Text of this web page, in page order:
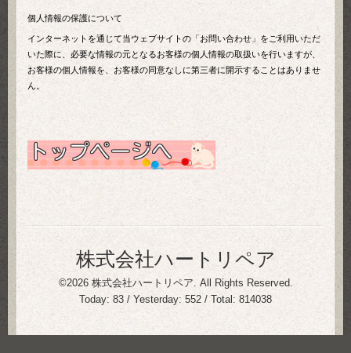
個人情報の保護について
インターネットを通じて当ウェブサイトの「お問い合わせ」をご利用いただ
いた際に、必要な情報の元となるお客様の個人情報の取扱いを行いますが、
お客様の個人情報を、お客様の同意なしに第三者に開示することはありませ
ん。
株式会社ハートリペア
©2026 株式会社ハートリペア. All Rights Reserved.
Today: 83 / Yesterday: 552 / Total: 814038